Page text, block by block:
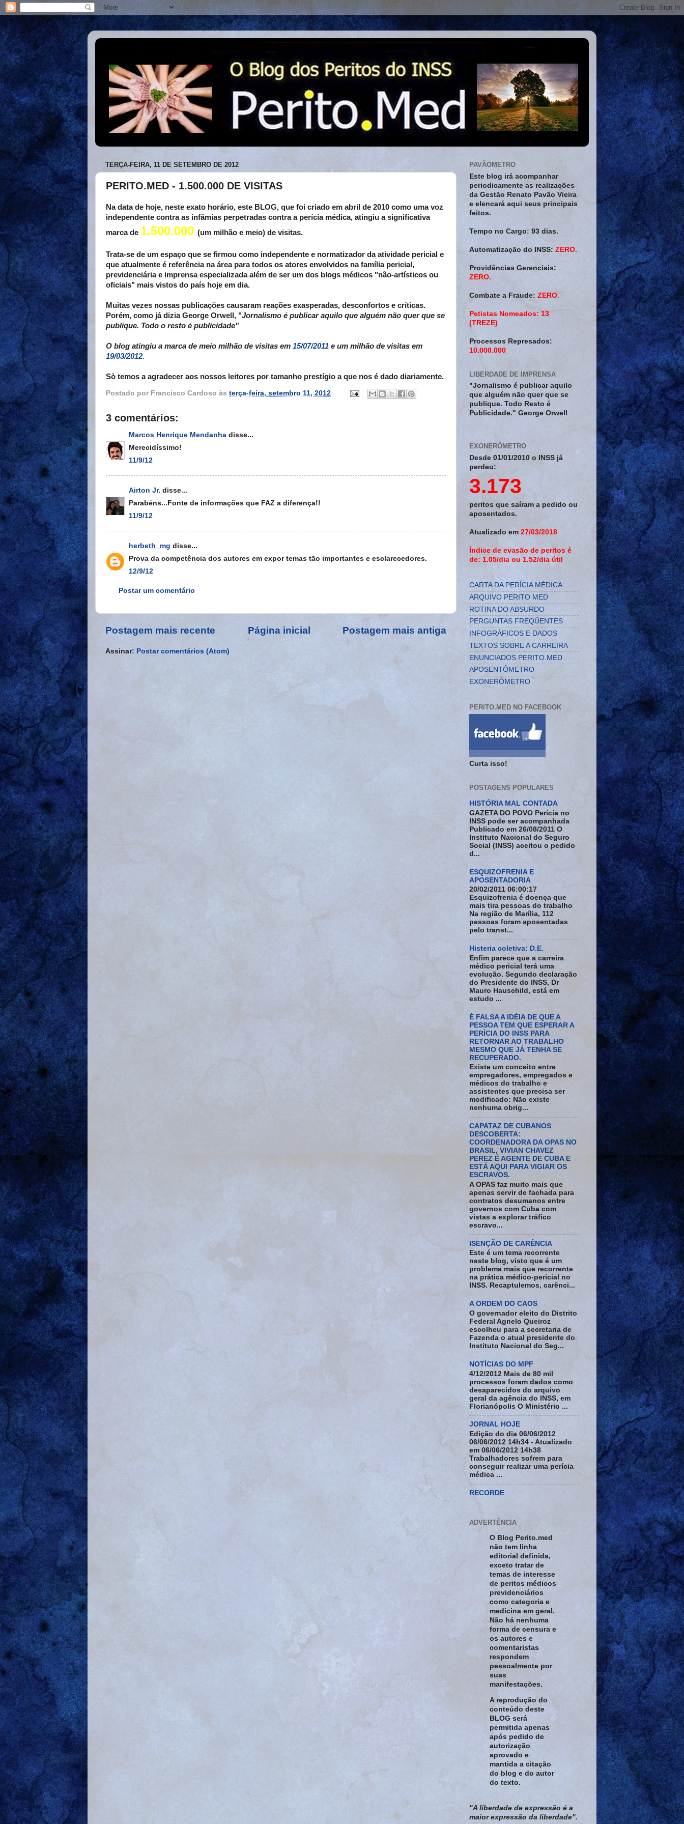
TERÇA-FEIRA, 11 DE SETEMBRO DE 2012
PERITO.MED - 1.500.000 DE VISITAS
Na data de hoje, neste exato horário, este BLOG, que foi criado em abril de 2010 como uma voz
independente contra as infâmias perpetradas contra a perícia médica, atingiu a significativa
marca de 1.500.000 (um milhão e meio) de visitas.
Trata-se de um espaço que se firmou como independente e normatizador da atividade pericial e
que atualmente é referência na área para todos os atores envolvidos na família pericial,
previdenciária e imprensa especializada além de ser um dos blogs médicos "não-artísticos ou
oficiais" mais vistos do país hoje em dia.
Muitas vezes nossas publicações causaram reações exasperadas, desconfortos e críticas.
Porém, como já dizia George Orwell, "Jornalismo é publicar aquilo que alguém não quer que se
publique. Todo o resto é publicidade"
O blog atingiu a marca de meio milhão de visitas em 15/07/2011 e um milhão de visitas em
19/03/2012.
Sò temos a agradecer aos nossos leitores por tamanho prestígio a que nos é dado diariamente.
Postado por Francisco Cardoso às terça-feira, setembro 11, 2012
3 comentários:
Marcos Henrique Mendanha disse...
Merecidíssimo!
11/9/12
Airton Jr. disse...
Parabéns...Fonte de informações que FAZ a diferença!!
11/9/12
herbeth_mg disse...
Prova da competência dos autores em expor temas tão importantes e esclarecedores.
12/9/12
Postar um comentário
Postagem mais recente Postagem mais antiga
Página inicial
Assinar: Postar comentários (Atom)
PAVÃOMETRO
Este blog irá acompanhar
periodicamente as realizações
da Gestão Renato Pavão Vieira
e elencará aqui seus principais
feitos.
Tempo no Cargo: 93 dias.
Automatização do INSS: ZERO.
Providências Gerenciais:
ZERO.
Combate a Fraude: ZERO.
Petistas Nomeados: 13
(TREZE)
Processos Represados:
10.000.000
LIBERDADE DE IMPRENSA
"Jornalismo é publicar aquilo
que alguém não quer que se
publique. Todo Resto é
Publicidade." George Orwell
EXONERÔMETRO
Desde 01/01/2010 o INSS já
perdeu:
3.173
peritos que saíram a pedido ou
aposentados.
Atualizado em 27/03/2018
Índice de evasão de peritos é
de: 1.05/dia ou 1.52/dia útil
CARTA DA PERÍCIA MÉDICA
ARQUIVO PERITO MED
ROTINA DO ABSURDO
PERGUNTAS FREQÜENTES
INFOGRÁFICOS E DADOS
TEXTOS SOBRE A CARREIRA
ENUNCIADOS PERITO.MED
APOSENTÔMETRO
EXONERÔMETRO
PERITO.MED NO FACEBOOK
Curta isso!
POSTAGENS POPULARES
HISTÓRIA MAL CONTADA
GAZETA DO POVO Perícia no
INSS pode ser acompanhada
Publicado em 26/08/2011 O
Instituto Nacional do Seguro
Social (INSS) aceitou o pedido
d...
ESQUIZOFRENIA E
APOSENTADORIA
20/02/2011 06:00:17
Esquizofrenia é doença que
mais tira pessoas do trabalho
Na região de Marília, 112
pessoas foram aposentadas
pelo transt...
Histeria coletiva: D.E.
Enfim parece que a carreira
médico pericial terá uma
evolução. Segundo declaração
do Presidente do INSS, Dr
Mauro Hauschild, está em
estudo ...
É FALSA A IDÉIA DE QUE A
PESSOA TEM QUE ESPERAR A
PERÍCIA DO INSS PARA
RETORNAR AO TRABALHO
MESMO QUE JÁ TENHA SE
RECUPERADO.
Existe um conceito entre
empregadores, empregados e
médicos do trabalho e
assistentes que precisa ser
modificado: Não existe
nenhuma obrig...
CAPATAZ DE CUBANOS
DESCOBERTA:
COORDENADORA DA OPAS NO
BRASIL, VIVIAN CHAVEZ
PEREZ É AGENTE DE CUBA E
ESTÁ AQUI PARA VIGIAR OS
ESCRAVOS.
A OPAS faz muito mais que
apenas servir de fachada para
contratos desumanos entre
governos com Cuba com
vistas a explorar tráfico
escravo...
ISENÇÃO DE CARÊNCIA
Este é um tema recorrente
neste blog, visto que é um
problema mais que recorrente
na prática médico-pericial no
INSS. Recaptulemos, carênci...
A ORDEM DO CAOS
O governador eleito do Distrito
Federal Agnelo Queiroz
escolheu para a secretaria de
Fazenda o atual presidente do
Instituto Nacional do Seg...
NOTÍCIAS DO MPF
4/12/2012 Mais de 80 mil
processos foram dados como
desaparecidos do arquivo
geral da agência do INSS, em
Florianópolis O Ministério ...
JORNAL HOJE
Edição do dia 06/06/2012
06/06/2012 14h34 - Atualizado
em 06/06/2012 14h38
Trabalhadores sofrem para
conseguir realizar uma perícia
médica ...
RECORDE
ADVERTÊNCIA
O Blog Perito.med
não tem linha
editorial definida,
exceto tratar de
temas de interesse
de peritos médicos
previdenciários
como categoria e
medicina em geral.
Não há nenhuma
forma de censura e
os autores e
comentaristas
respondem
pessoalmente por
suas
manifestações.
A reprodução do
conteúdo deste
BLOG será
permitida apenas
após pedido de
autorização
aprovado e
mantida a citação
do blog e do autor
do texto.
"A liberdade de expressão é a
maior expressão da liberdade".